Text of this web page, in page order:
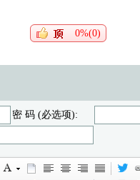
0%(0)
密 码 (必选项):